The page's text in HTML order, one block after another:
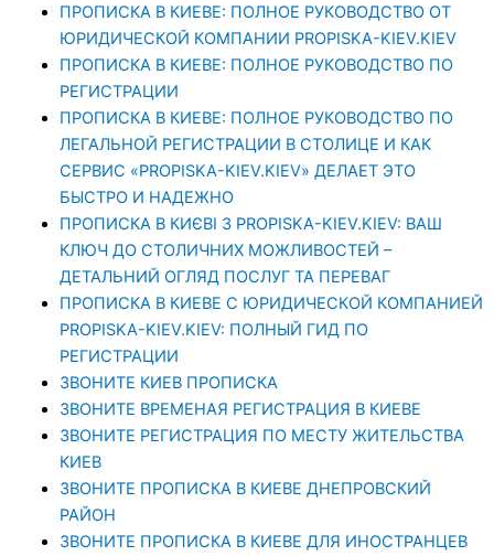
ПРОПИСКА В КИЕВЕ: ПОЛНОЕ РУКОВОДСТВО ОТ
ЮРИДИЧЕСКОЙ КОМПАНИИ PROPISKA-KIEV.KIEV
ПРОПИСКА В КИЕВЕ: ПОЛНОЕ РУКОВОДСТВО ПО
РЕГИСТРАЦИИ
ПРОПИСКА В КИЕВЕ: ПОЛНОЕ РУКОВОДСТВО ПО
ЛЕГАЛЬНОЙ РЕГИСТРАЦИИ В СТОЛИЦЕ И КАК
СЕРВИС «PROPISKA-KIEV.KIEV» ДЕЛАЕТ ЭТО
БЫСТРО И НАДЕЖНО
ПРОПИСКА В КИЄВІ З PROPISKA-KIEV.KIEV: ВАШ
КЛЮЧ ДО СТОЛИЧНИХ МОЖЛИВОСТЕЙ –
ДЕТАЛЬНИЙ ОГЛЯД ПОСЛУГ ТА ПЕРЕВАГ
ПРОПИСКА В КИЕВЕ С ЮРИДИЧЕСКОЙ КОМПАНИЕЙ
PROPISKA-KIEV.KIEV: ПОЛНЫЙ ГИД ПО
РЕГИСТРАЦИИ
ЗВОНИТЕ КИЕВ ПРОПИСКА
ЗВОНИТЕ ВРЕМЕНАЯ РЕГИСТРАЦИЯ В КИЕВЕ
ЗВОНИТЕ РЕГИСТРАЦИЯ ПО МЕСТУ ЖИТЕЛЬСТВА
КИЕВ
ЗВОНИТЕ ПРОПИСКА В КИЕВЕ ДНЕПРОВСКИЙ
РАЙОН
ЗВОНИТЕ ПРОПИСКА В КИЕВЕ ДЛЯ ИНОСТРАНЦЕВ